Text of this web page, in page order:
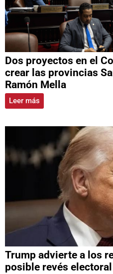
Dos proyectos en el
crear las provincias
Ramón Mella
Leer más
Trump advierte a los
posible revés